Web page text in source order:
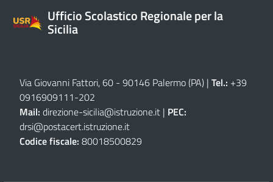
Ufficio Scolastico Regionale per la
Sicilia
Via Giovanni Fattori, 60 - 90146 Palermo (PA) | Tel.: +39
0916909111-202
Mail: direzione-sicilia@istruzione.it | PEC:
drsi@postacert.istruzione.it
Codice fiscale: 80018500829